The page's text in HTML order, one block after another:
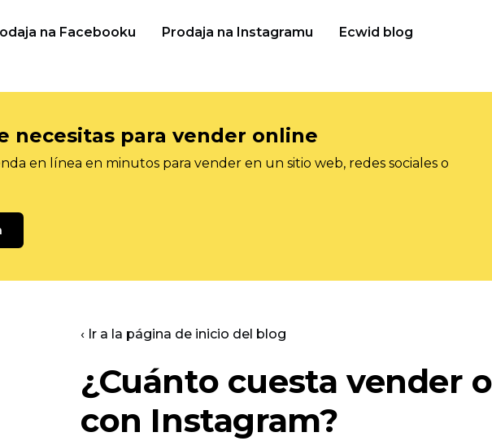
na Facebooku Prodaja na Instagramu Ecwid blog
necesitas para vender online
en línea en minutos para vender en un sitio web, redes sociales o
‹ Ir a la página de inicio del blog
¿Cuánto cuesta vender
con Instagram?